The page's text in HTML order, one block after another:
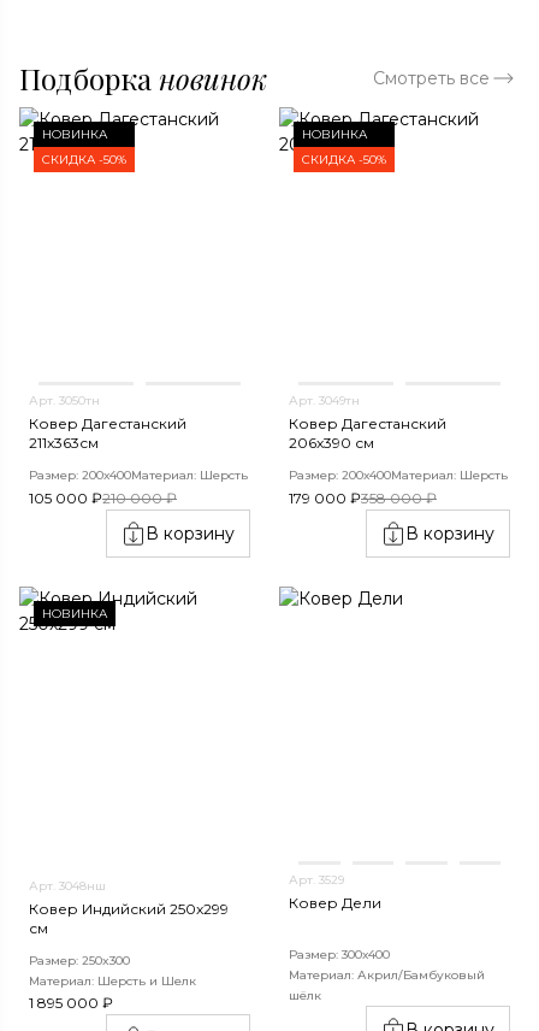
Подборка новинок Смотреть все
НОВИНКА
СКИДКА -50%
Арт. 3050тн
Ковер Дагестанский
211x363см
Размер: 200х400Материал: Шерсть
105 000 ₽210 000 ₽
В корзину
НОВИНКА
СКИДКА -50%
Арт. 3049тн
Ковер Дагестанский
206x390 см
Размер: 200х400Материал: Шерсть
179 000 ₽358 000 ₽
В корзину
НОВИНКА
Арт. 3048нш
Ковер Индийский 250x299
см
Размер: 250x300
Материал: Шерсть и Шелк
1 895 000 ₽
Арт. 3529
Ковер Дели
Размер: 300х400
Материал: Акрил/Бамбуковый
шёлк